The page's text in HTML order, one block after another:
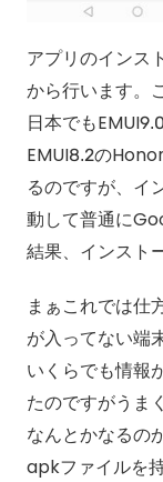
アプリのインス
から行います。
日本でも
EMUI8.2の
るのですが、イ
動して普通に
結果、インスト
まぁこれでは仕
が入ってない端
いくらでも情報
たのですがうま
なんとかなるの
apkファイルを